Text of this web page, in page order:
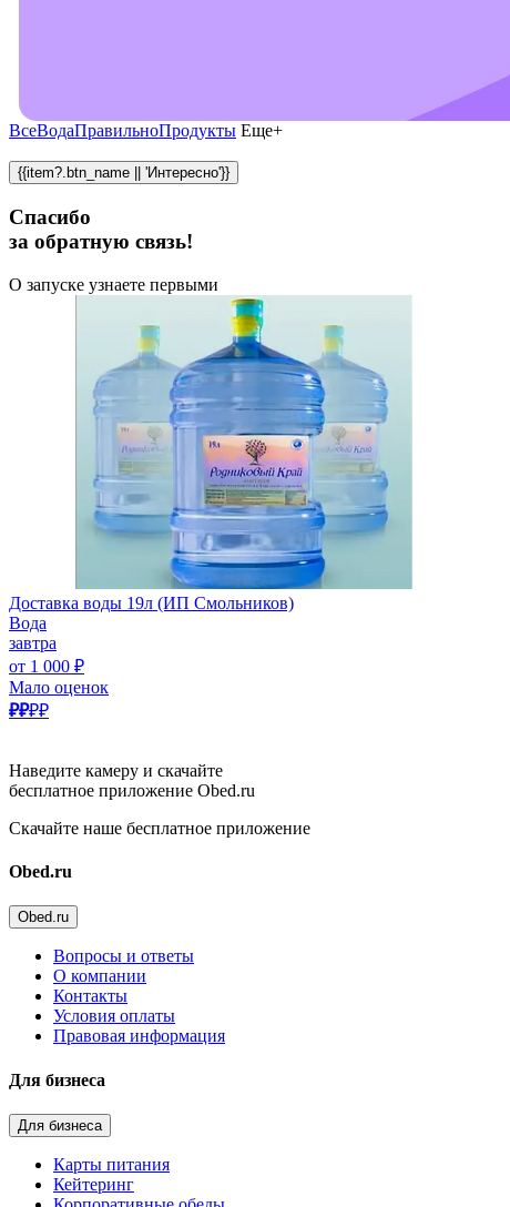
ВсеВодаПравильноПродукты Еще+
{{item?.btn_name || 'Интересно'}}
Спасибо
за обратную связь!
О запуске узнаете первыми
Доставка воды 19л (ИП Смольников)
Вода
завтра
от 1 000 ₽
Мало оценок
₽₽₽₽
Наведите камеру и скачайте
бесплатное приложение Obed.ru
Скачайте наше бесплатное приложение
Obed.ru
Obed.ru
Вопросы и ответы
О компании
Контакты
Условия оплаты
Правовая информация
Для бизнеса
Для бизнеса
Карты питания
Кейтеринг